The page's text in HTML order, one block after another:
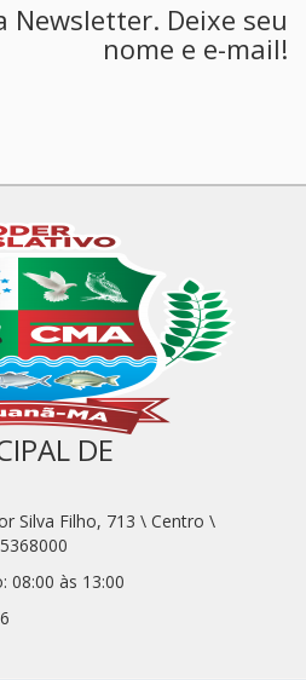
Newsletter. Deixe seu
nome e e-mail!
DE
Silva Filho, 713 \ Centro \
08:00 às 13:00